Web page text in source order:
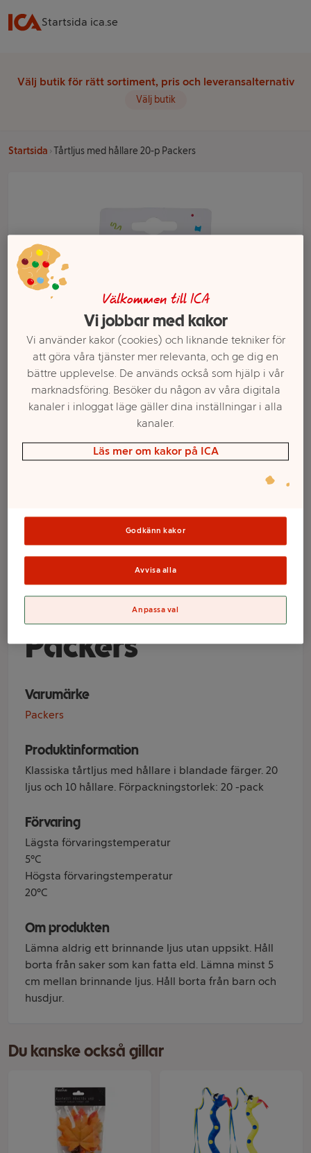
Startsida ica.se
Välj butik för rätt sortiment, pris och leveransalternativ
Välj butik
Startsida Tårtljus med hållare 20-p Packers
Tårtljus med
hållare 20-p
Packers
Varumärke
Packers
Produktinformation
Klassiska tårtljus med hållare i blandade färger. 20
ljus och 10 hållare. Förpackningstorlek: 20 -pack
Förvaring
Lägsta förvaringstemperatur
5°C
Högsta förvaringstemperatur
20°C
Om produkten
Lämna aldrig ett brinnande ljus utan uppsikt. Håll
borta från saker som kan fatta eld. Lämna minst 5
cm mellan brinnande ljus. Håll borta från barn och
husdjur.
Du kanske också gillar
Välkommen till ICA
Vi jobbar med kakor
Vi använder kakor (cookies) och liknande tekniker för
att göra våra tjänster mer relevanta, och ge dig en
bättre upplevelse. De används också som hjälp i vår
marknadsföring. Besöker du någon av våra digitala
kanaler i inloggat läge gäller dina inställningar i alla
kanaler.
Läs mer om kakor på ICA
Godkänn kakor
Avvisa alla
Anpassa val